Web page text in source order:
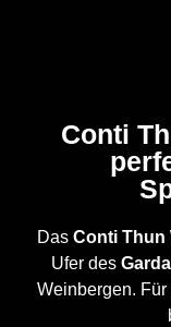
Conti
Das Conti Thun
Ufer des
Weinbergen.